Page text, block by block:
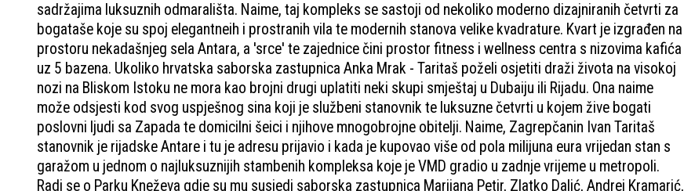
sadržajima luksuznih odmarališta. Naime, taj kompleks se sastoji od nekoliko moderno dizajniranih četvrti za
bogataše koje su spoj elegantneih i prostranih vila te modernih stanova velike kvadrature. Kvart je izgrađen na
prostoru nekadašnjeg sela Antara, a 'srce' te zajednice čini prostor fitness i wellness centra s nizovima kafića
uz 5 bazena. Ukoliko hrvatska saborska zastupnica Anka Mrak - Taritaš poželi osjetiti draži života na visokoj
nozi na Bliskom Istoku ne mora kao brojni drugi uplatiti neki skupi smještaj u Dubaiju ili Rijadu. Ona naime
može odsjesti kod svog uspješnog sina koji je službeni stanovnik te luksuzne četvrti u kojem žive bogati
poslovni ljudi sa Zapada te domicilni šeici i njihove mnogobrojne obitelji. Naime, Zagrepčanin Ivan Taritaš
stanovnik je rijadske Antare i tu je adresu prijavio i kada je kupovao više od pola milijuna eura vrijedan stan s
garažom u jednom o najluksuznijih stambenih kompleksa koje je VMD gradio u zadnje vrijeme u metropoli.
Radi se o Parku Kneževa gdje su mu susjedi saborska zastupnica Marijana Petir, Zlatko Dalić, Andrej Kramarić,